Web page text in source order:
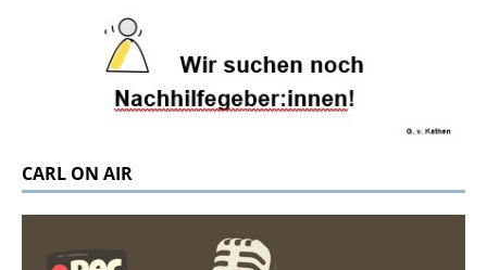
CARL ON AIR